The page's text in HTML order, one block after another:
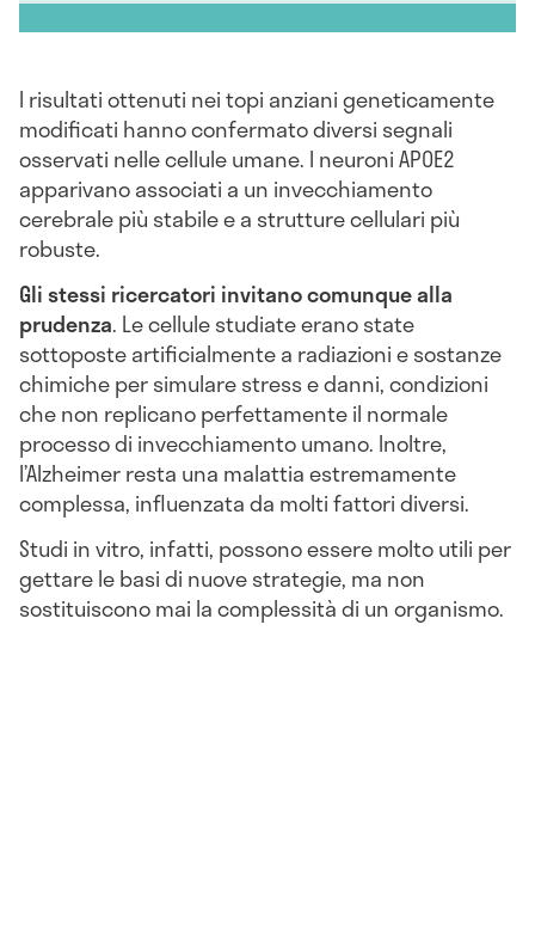
I risultati ottenuti nei topi anziani geneticamente
modificati hanno confermato diversi segnali
osservati nelle cellule umane. I neuroni APOE2
apparivano associati a un invecchiamento
cerebrale più stabile e a strutture cellulari più
robuste.
Gli stessi ricercatori invitano comunque alla
prudenza. Le cellule studiate erano state
sottoposte artificialmente a radiazioni e sostanze
chimiche per simulare stress e danni, condizioni
che non replicano perfettamente il normale
processo di invecchiamento umano. Inoltre,
l’Alzheimer resta una malattia estremamente
complessa, influenzata da molti fattori diversi.
Studi in vitro, infatti, possono essere molto utili per
gettare le basi di nuove strategie, ma non
sostituiscono mai la complessità di un organismo.